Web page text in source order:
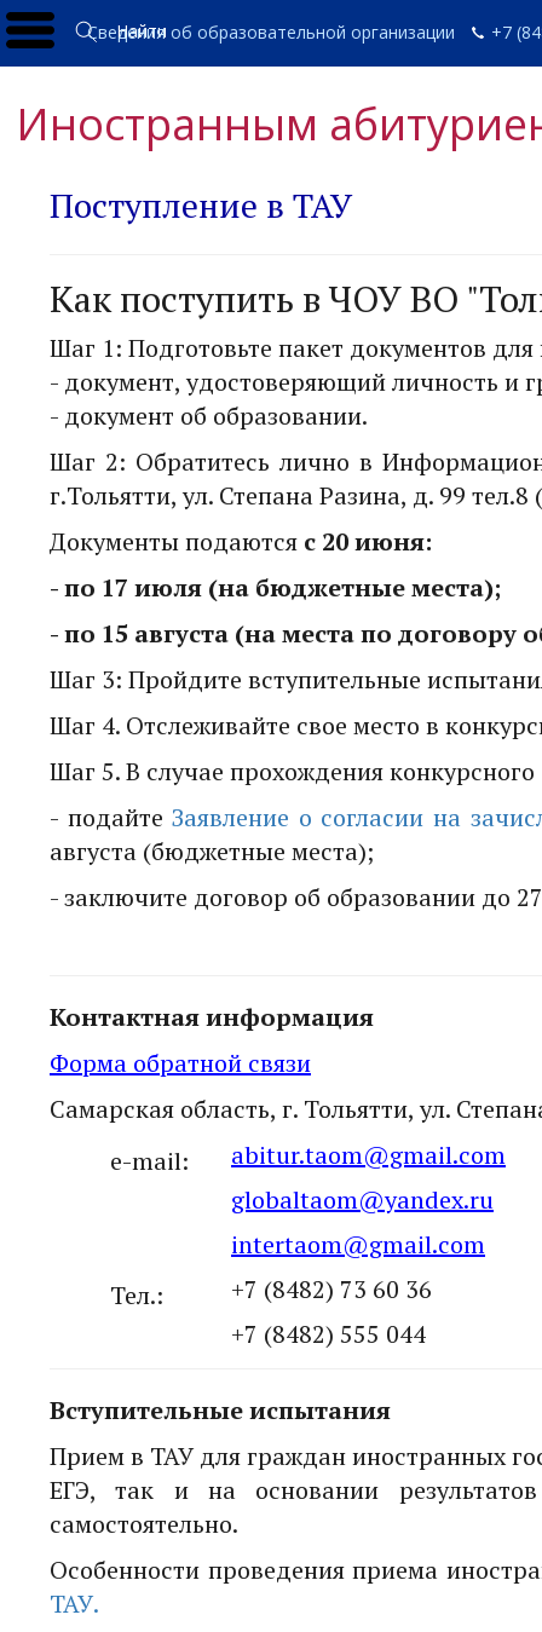
Найти
Сведения об образовательной организации +7
Иностранным
Поступление в ТАУ
Как поступить в ЧОУ ВО
Шаг 1: Подготовьте пакет документов
- документ, удостоверяющий личность и
- документ об образовании.
Шаг 2: Обратитесь лично в
г.Тольятти, ул. Степана Разина, д. 99
Документы подаются с 20 июня:
- по 17 июля (на бюджетные места);
- по 15 августа (на места по договору
Шаг 3: Пройдите вступительные
Шаг 4. Отслеживайте свое место в
Шаг 5. В случае прохождения конкурсного
- подайтеЗаявление о согласии на
августа (бюджетные места);
- заключите договор об образовании до
Контактная информация
Форма обратной связи
Самарская область, г. Тольятти, ул.
e-mail:
abitur.taom@gmail.com
globaltaom@yandex.ru
intertaom@gmail.com
Тел.:
+7 (8482) 73 60 36
+7 (8482) 555 044
Вступительные испытания
Прием в ТАУ для граждан иностранных
ЕГЭ, так и на основании
самостоятельно.
Особенности проведения приема
ТАУ.